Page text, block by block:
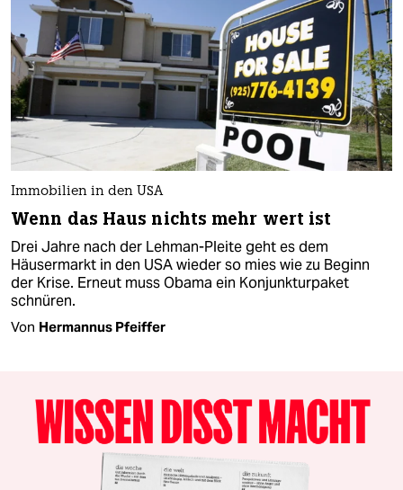
Immobilien in den USA
Wenn das Haus nichts mehr wert ist
Drei Jahre nach der Lehman-Pleite geht es dem
Häusermarkt in den USA wieder so mies wie zu Beginn
der Krise. Erneut muss Obama ein Konjunkturpaket
schnüren.
Von Hermannus Pfeiffer